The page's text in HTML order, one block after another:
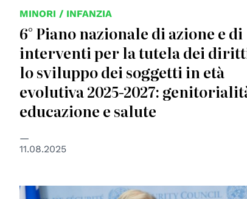
MINORI / INFANZIA
6° Piano nazionale di azione e di
interventi per la tutela dei
lo sviluppo dei soggetti in età
evolutiva 2025-2027:
educazione e salute
11.08.2025
© UN Photo/Eskinder Debebe